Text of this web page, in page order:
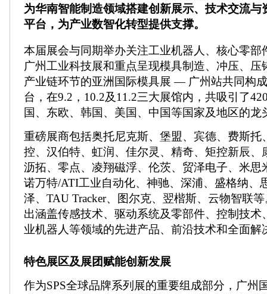
为华南智能制造领域搭建创新展示、技术交流与
平台，为产业数智化转型提供支撑。
本届展会与同期举办关注工业机器人、核心零部
广州工业科技展和重点呈现模具制造、冲压、压
产业链环节的亚洲国际模具展 — 广州站共同构
台，在9.2，10.2及11.2三大展馆内，共吸引了
国、东欧、韩国、美国、中国等国家及地区的龙
重磅展商包括奥托尼克斯、堡盟、宾德、费斯托
控、汉伯特、虹润、佳尔灵、精奇、矩控新辰、
沥拓、零点、凌翔磁浮、伦茨、贸泽电子、米思
诺万特/ATI工业自动化、神驰、深浦、盛格纳、
泽、TAU Tracker、图尔克、翌楷斯、云物智联
出涵盖传感技术、驱动系统及零部件、控制技术
业机器人等领域的先进产品、前沿技术和全面解
特色展区及展团赋能创新发展
作为SPS全球品牌系列展的重要组成部分，广州